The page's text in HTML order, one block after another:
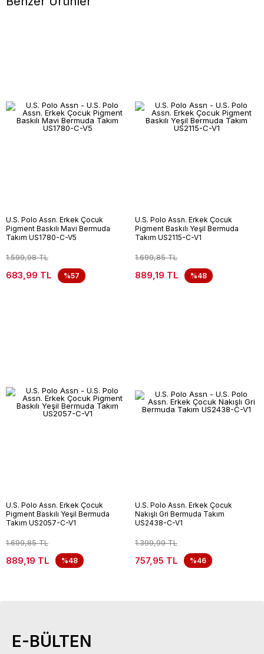
U.S. Polo Assn. Erkek Çocuk
Pigment Baskılı Mavi Bermuda
Takım US1780-C-V5
1.599,98 TL
683,99 TL %57
U.S. Polo Assn. Erkek Çocuk
Pigment Baskılı Yeşil Bermuda
Takım US2115-C-V1
1.699,85 TL
889,19 TL %48
U.S. Polo Assn. Erkek Çocuk
Pigment Baskılı Yeşil Bermuda
Takım US2057-C-V1
1.699,85 TL
889,19 TL %48
U.S. Polo Assn. Erkek Çocuk
Nakışlı Gri Bermuda Takım
US2438-C-V1
1.399,99 TL
757,95 TL %46
E-BÜLTEN